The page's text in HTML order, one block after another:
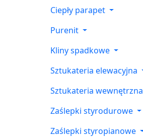
Ciepły parapet
Purenit
Kliny spadkowe
Sztukateria elewacyjna
Sztukateria wewnętrzna
Zaślepki styrodurowe
Zaślepki styropianowe